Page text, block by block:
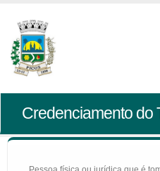
Credenciamento do